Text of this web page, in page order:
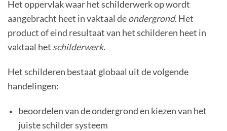
Het oppervlak waar het schilderwerk op wordt
aangebracht heet in vaktaal deondergrond. Het
product of eind resultaat van het schilderen heet in
vaktaal het schilderwerk.
Het schilderen bestaat globaal uit de volgende
handelingen:
beoordelen van de ondergrond en kiezen van het
juiste schilder systeem